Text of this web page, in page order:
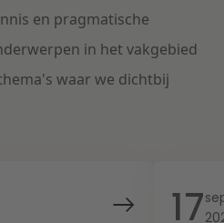
en pragmatische
in het vakgebied
waar we dichtbij
17